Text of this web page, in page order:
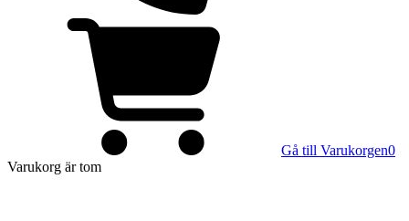
Gå till Varukorgen0
Varukorg är tom